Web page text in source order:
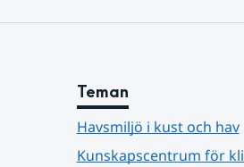
Teman
Havsmiljö i kust och hav
Kunskapscentrum för